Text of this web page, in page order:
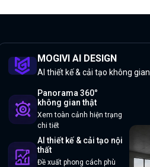
MOGIVI AI DESIGN
AI thiết kế & cải tạo không gian
Panorama 360°
không gian thật
Xem toàn cảnh hiện trạng
chi tiết
AI thiết kế & cải tạo nội
thất
Đề xuất phong cách phù